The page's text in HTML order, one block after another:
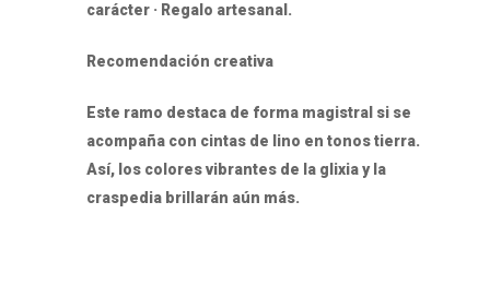
carácter · Regalo artesanal.
Recomendación creativa
Este ramo destaca de forma magistral si se
acompaña con cintas de lino en tonos tierra.
Así, los colores vibrantes de la glixia y la
craspedia brillarán aún más.